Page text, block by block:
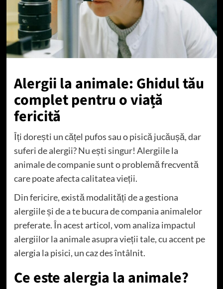
Alergii la animale: Ghidul tău
complet pentru o viață
fericită
Îți dorești un cățel pufos sau o pisică jucăușă, dar
suferi de alergii? Nu ești singur! Alergiile la
animale de companie sunt o problemă frecventă
care poate afecta calitatea vieții.
Din fericire, există modalități de a gestiona
alergiile și de a te bucura de compania animalelor
preferate. În acest articol, vom analiza impactul
alergiilor la animale asupra vieții tale, cu accent pe
alergia la pisici, un caz des întâlnit.
Ce este alergia la animale?